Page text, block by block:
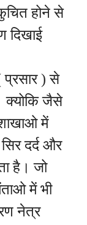
होने से
दिखाई
प्रसार ) से
क्योकि जैसे
शाखाओ में
दर्द और
है। जो
में भी
नेत्र